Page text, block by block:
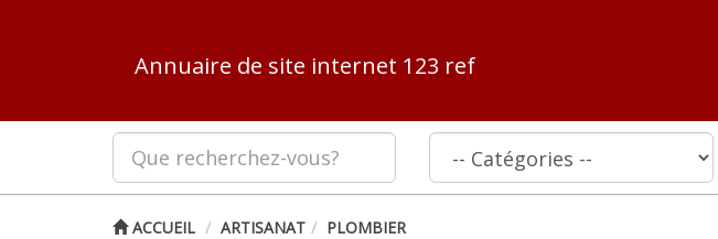
Annuaire de site internet 123 ref
ACCUEIL ARTISANAT PLOMBIER